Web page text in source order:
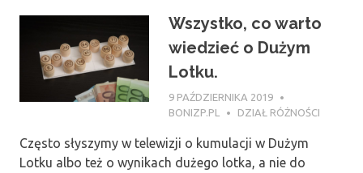
Wszystko, co warto
wiedzieć o Dużym
Lotku.
9 PAŹDZIERNIKA 2019
BONIZP.PL
DZIAŁ RÓŻNOŚCI
Często słyszymy w telewizji o kumulacji w Dużym
Lotku albo też o wynikach dużego lotka, a nie do